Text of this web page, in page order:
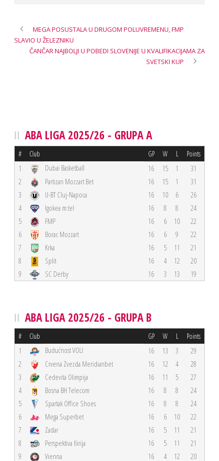
MEGA POSUSTALA U DRUGOM POLUVREMENU, FMP
SLAVIO U ŽELEZNIKU
ČANČAR NAJBOLJI U POBEDI SLOVENIJE U KVALIFIKACIJAMA ZA
SVETSKI KUP
ABA LIGA 2025/26 - GRUPA A
# Club GP W L Points
1 Dubai Basketball 16 15 1
31
2
Partizan Mozzart Bet 16 15 1
31
3
U-BT Cluj-Napoca 16 10 6
26
4
Igokea m:tel 16 8 8
24
5
FMP 16 6 10
22
6
Borac Mozzart 16 6 9
22
7
Krka 16 5 11
21
8
Split 16 4 12
20
9
SC Derby 16 3 13 19
ABA LIGA 2025/26 - GRUPA B
# Club GP W L Points
1 Budućnost VOLI 16 13 3
29
2
Crvena Zvezda Meridianbet 16 12 4
28
3
Cedevita Olimpija 16 11 5
27
4
Bosna BH Telecom 16 8 8
24
5
Spartak Office Shoes 16 8 8
24
6
Mega Superbet 16 6 10
22
7
Zadar 16 5 11
21
8
Perspektiva Ilirija 16 5 11
21
9
Vienna 16 4 12 20